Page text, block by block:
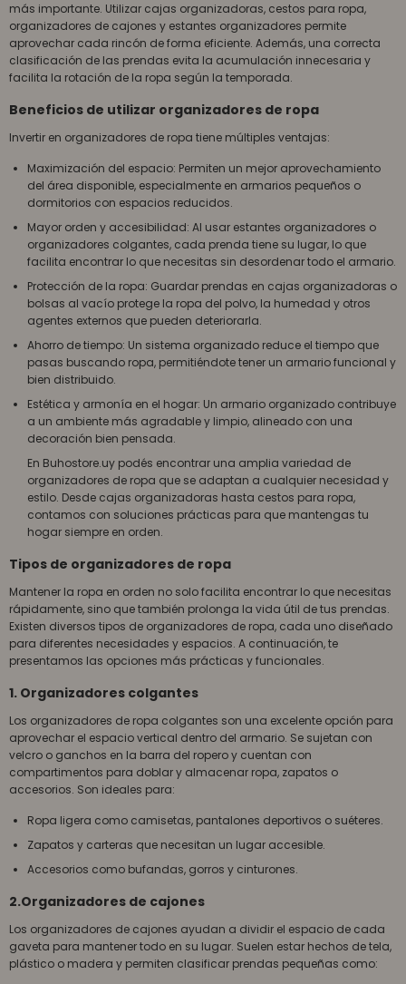
más importante. Utilizar cajas organizadoras, cestos para ropa,
organizadores de cajones y estantes organizadores permite
aprovechar cada rincón de forma eficiente. Además, una correcta
clasificación de las prendas evita la acumulación innecesaria y
facilita la rotación de la ropa según la temporada.
Beneficios de utilizar organizadores de ropa
Invertir en organizadores de ropa tiene múltiples ventajas:
Maximización del espacio: Permiten un mejor aprovechamiento
del área disponible, especialmente en armarios pequeños o
dormitorios con espacios reducidos.
Mayor orden y accesibilidad: Al usar estantes organizadores o
organizadores colgantes, cada prenda tiene su lugar, lo que
facilita encontrar lo que necesitas sin desordenar todo el armario.
Protección de la ropa: Guardar prendas en cajas organizadoras o
bolsas al vacío protege la ropa del polvo, la humedad y otros
agentes externos que pueden deteriorarla.
Ahorro de tiempo: Un sistema organizado reduce el tiempo que
pasas buscando ropa, permitiéndote tener un armario funcional y
bien distribuido.
Estética y armonía en el hogar: Un armario organizado contribuye
a un ambiente más agradable y limpio, alineado con una
decoración bien pensada.
En Buhostore.uy podés encontrar una amplia variedad de
organizadores de ropa que se adaptan a cualquier necesidad y
estilo. Desde cajas organizadoras hasta cestos para ropa,
contamos con soluciones prácticas para que mantengas tu
hogar siempre en orden.
Tipos de organizadores de ropa
Mantener la ropa en orden no solo facilita encontrar lo que necesitas
rápidamente, sino que también prolonga la vida útil de tus prendas.
Existen diversos tipos de organizadores de ropa, cada uno diseñado
para diferentes necesidades y espacios. A continuación, te
presentamos las opciones más prácticas y funcionales.
1. Organizadores colgantes
Los organizadores de ropa colgantes son una excelente opción para
aprovechar el espacio vertical dentro del armario. Se sujetan con
velcro o ganchos en la barra del ropero y cuentan con
compartimentos para doblar y almacenar ropa, zapatos o
accesorios. Son ideales para:
Ropa ligera como camisetas, pantalones deportivos o suéteres.
Zapatos y carteras que necesitan un lugar accesible.
Accesorios como bufandas, gorros y cinturones.
2.Organizadores de cajones
Los organizadores de cajones ayudan a dividir el espacio de cada
gaveta para mantener todo en su lugar. Suelen estar hechos de tela,
plástico o madera y permiten clasificar prendas pequeñas como: